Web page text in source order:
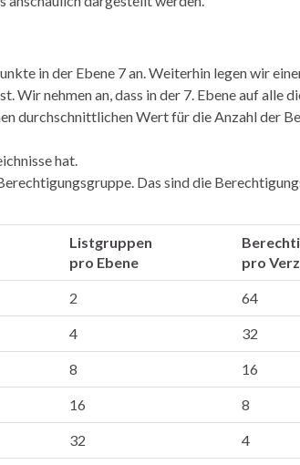
in der Ebene 7 an. Weiterhin legen wir
Wir nehmen an, dass in der 7. Ebene auf alle
durchschnittlichen Wert für die Anzahl der
hat.
Das sind die
Listgruppen
pro Ebene
pro
2 64
4 32
8 16
16 8
32 4